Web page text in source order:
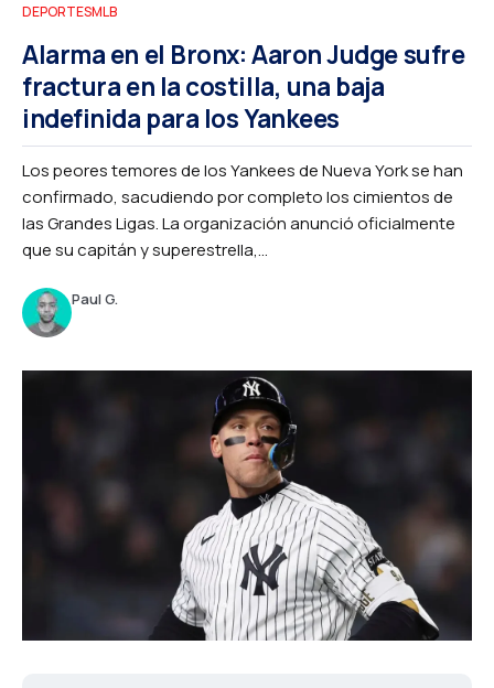
DEPORTESMLB
Alarma en el Bronx: Aaron Judge sufre
fractura en la costilla, una baja
indefinida para los Yankees
Los peores temores de los Yankees de Nueva York se han
confirmado, sacudiendo por completo los cimientos de
las Grandes Ligas. La organización anunció oficialmente
que su capitán y superestrella,...
Paul G.